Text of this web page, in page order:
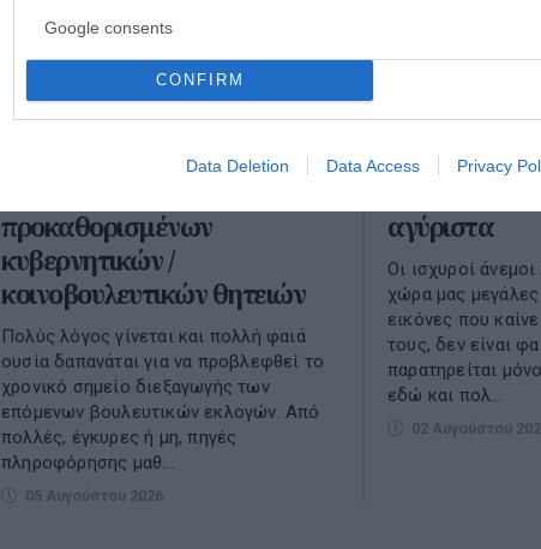
Google consents
CONFIRM
Data Deletion Data Access Privacy
προκαθορισμένων
κυβερνητικών /
κοινοβουλευτικών θητειών
Πολύς λόγος γίνεται και πολλή φαιά
ουσία δαπανάται για να προβλεφθεί το
χρονικό σημείο διεξαγωγής των
επόμενων βουλευτικών εκλογών. Από
πολλές, έγκυρες ή μη, πηγές
πληροφόρησης μαθ...
05 Αυγούστου 2026
αγύριστα
Οι ισχυροί
χώρα μας μεγάλες
εικόνες που
τους, δεν είναι
παρατηρείται
εδώ και πολ...
02 Αυγούστου